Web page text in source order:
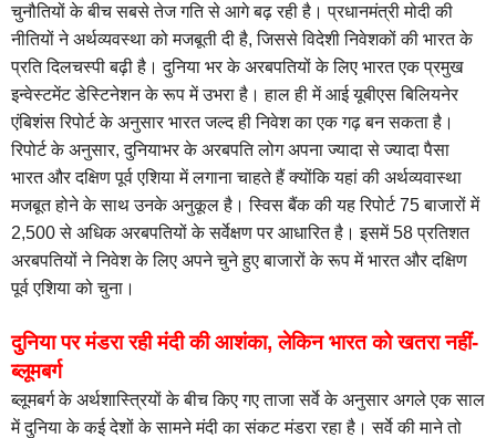
चुनौतियों के बीच सबसे तेज गति से आगे बढ़ रही है। प्रधानमंत्री मोदी की
नीतियों ने अर्थव्यवस्था को मजबूती दी है, जिससे विदेशी निवेशकों की भारत के
प्रति दिलचस्पी बढ़ी है। दुनिया भर के अरबपतियों के लिए भारत एक प्रमुख
इन्वेस्टमेंट डेस्टिनेशन के रूप में उभरा है। हाल ही में आई यूबीएस बिलियनेर
एंबिशंस रिपोर्ट के अनुसार भारत जल्द ही निवेश का एक गढ़ बन सकता है।
रिपोर्ट के अनुसार, दुनियाभर के अरबपति लोग अपना ज्यादा से ज्यादा पैसा
भारत और दक्षिण पूर्व एशिया में लगाना चाहते हैं क्योंकि यहां की अर्थव्यवास्था
मजबूत होने के साथ उनके अनुकूल है। स्विस बैंक की यह रिपोर्ट 75 बाजारों में
2,500 से अधिक अरबपतियों के सर्वेक्षण पर आधारित है। इसमें 58 प्रतिशत
अरबपतियों ने निवेश के लिए अपने चुने हुए बाजारों के रूप में भारत और दक्षिण
पूर्व एशिया को चुना।
दुनिया पर मंडरा रही मंदी की आशंका, लेकिन भारत को खतरा नहीं-
ब्लूमबर्ग
ब्लूमबर्ग के अर्थशास्त्रियों के बीच किए गए ताजा सर्वे के अनुसार अगले एक साल
में दुनिया के कई देशों के सामने मंदी का संकट मंडरा रहा है। सर्वे की माने तो